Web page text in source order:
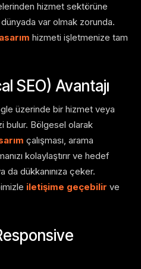
hizmet sektörüne
var olmak zorunda.
hizmeti işletmenize tam
SEO) Avantajı
üzerinde bir hizmet veya
bulur. Bölgesel olarak
çalışması, arama
kolaylaştırır ve hedef
dükkanınıza çeker.
iletişime geçebilir ve